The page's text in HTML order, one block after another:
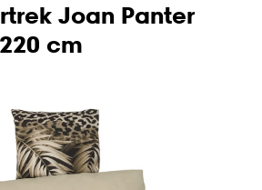
Joan Panter
cm